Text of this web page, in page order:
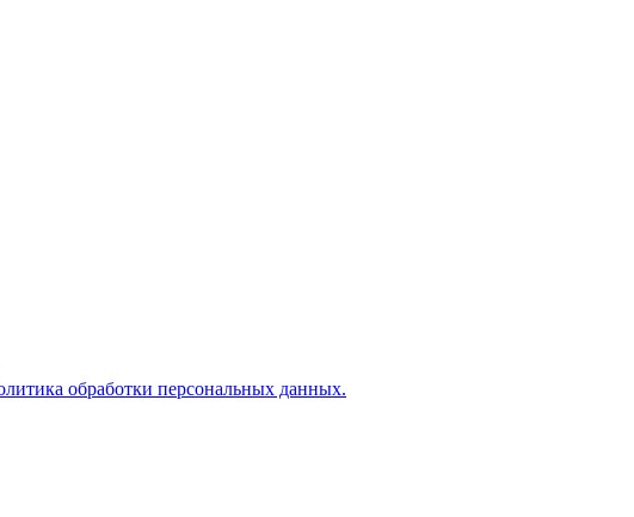
обработки персональных данных.